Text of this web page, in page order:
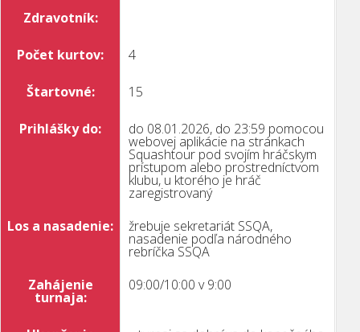
Zdravotník:
Počet kurtov: 4
Štartovné: 15
Prihlášky do: do 08.01.2026, do 23:59 pomocou
webovej aplikácie na stránkach
Squashtour pod svojím hráčskym
prístupom alebo prostredníctvom
klubu, u ktorého je hráč
zaregistrovaný
Los a nasadenie:
žrebuje sekretariát SSQA,
nasadenie podľa národného
rebríčka SSQA
Zahájenie
turnaja:
09:00/10:00 v 9:00